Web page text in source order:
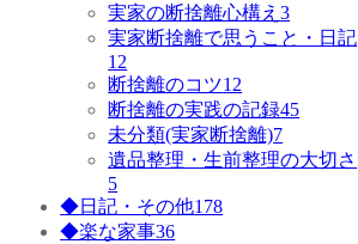
実家の断捨離心構え3
実家断捨離で思うこと・日記
12
断捨離のコツ12
断捨離の実践の記録45
未分類(実家断捨離)7
遺品整理・生前整理の大切さ
5
◆日記・その他178
◆楽な家事36